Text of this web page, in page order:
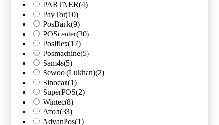
PARTNER(4)
PayTor(10)
PosBank(9)
POScenter(30)
Posiflex(17)
Posmachine(5)
Sam4s(5)
Sewoo (Lukhan)(2)
Sinocan(1)
SuperPOS(2)
Wintec(8)
Атол(33)
AdvanPos(1)